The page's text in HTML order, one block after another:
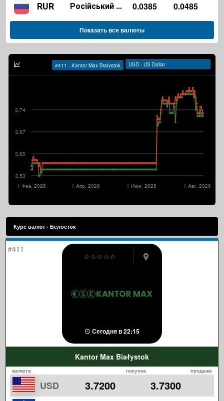
RUR Російський рубль 0.0385 0.0485
Показать все валюты
3.53
3.60
3.67
3.74
1 Авг. 2026
1 Июн. 2026
1 Апр. 2026
1 Фев. 2026
Курс валют - Белосток
#411
☆
☆
☆
☆
☆
Сегодня в 22:15
Kantor Max Białystok
валюта покупка продажа
USD 3.7200 3.7300